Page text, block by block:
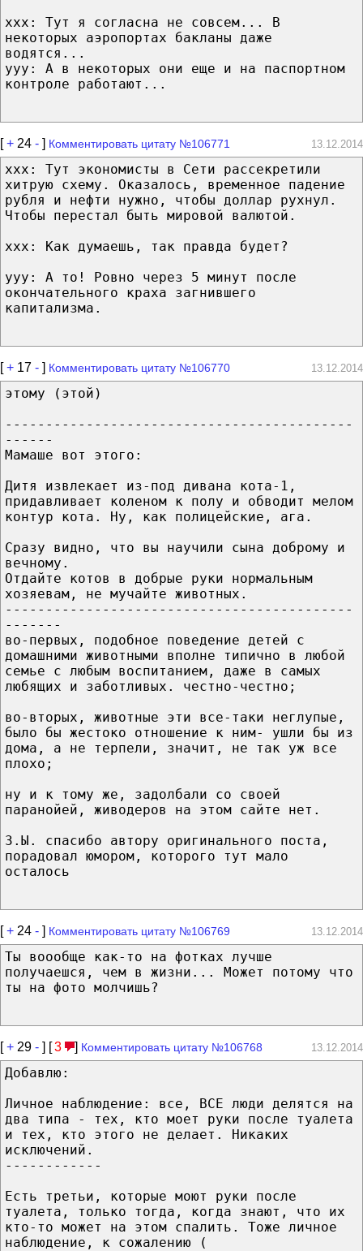
xxx: Тут я согласна не совсем... В
некоторых аэропортах бакланы даже
водятся...
yyy: А в некоторых они еще и на паспортном
контроле работают...
[+ 24 - ] Комментировать цитату №106771 13.12.2014
xxx: Тут экономисты в Сети рассекретили
хитрую схему. Оказалось, временное падение
рубля и нефти нужно, чтобы доллар рухнул.
Чтобы перестал быть мировой валютой.
xxx: Как думаешь, так правда будет?
yyy: А то! Ровно через 5 минут после
окончательного краха загнившего
капитализма.
[+ 17 - ] Комментировать цитату №106770 13.12.2014
этому (этой)
-------------------------------------------
------
Мамаше вот этого:
Дитя извлекает из-под дивана кота-1,
придавливает коленом к полу и обводит мелом
контур кота. Ну, как полицейские, ага.
Сразу видно, что вы научили сына доброму и
вечному.
Отдайте котов в добрые руки нормальным
хозяевам, не мучайте животных.
-------------------------------------------
-------
во-первых, подобное поведение детей с
домашними животными вполне типично в любой
семье с любым воспитанием, даже в самых
любящих и заботливых. честно-честно;
во-вторых, животные эти все-таки неглупые,
было бы жестоко отношение к ним- ушли бы из
дома, а не терпели, значит, не так уж все
плохо;
ну и к тому же, задолбали со своей
паранойей, живодеров на этом сайте нет.
З.Ы. спасибо автору оригинального поста,
порадовал юмором, которого тут мало
осталось
[+ 24 - ] Комментировать цитату №106769 13.12.2014
Ты воообще как-то на фотках лучше
получаешся, чем в жизни... Может потому что
ты на фото молчишь?
[+ 29 - ] [3 ] Комментировать цитату №106768 13.12.2014
Добавлю:
Личное наблюдение: все, ВСЕ люди делятся на
два типа - тех, кто моет руки после туалета
и тех, кто этого не делает. Никаких
исключений.
------------
Есть третьи, которые моют руки после
туалета, только тогда, когда знают, что их
кто-то может на этом спалить. Тоже личное
наблюдение, к сожалению (